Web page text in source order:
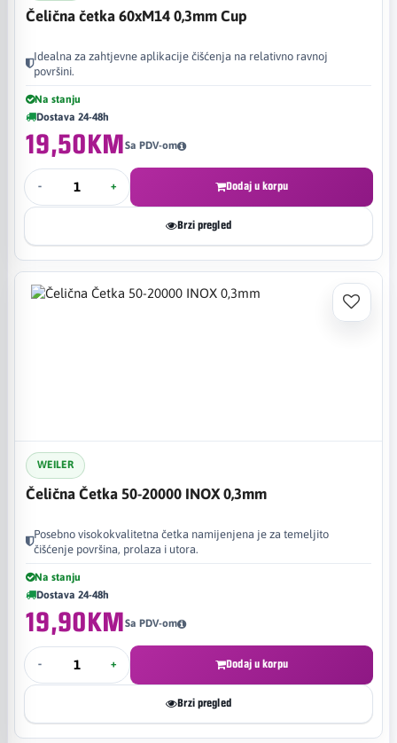
Čelična četka 60xM14 0,3mm Cup
Idealna za zahtjevne aplikacije čišćenja na relativno ravnoj
površini.
Na stanju
Dostava 24-48h
19,50KMSa PDV-om
- + Dodaj u korpu
Brzi pregled
WEILER
Čelična Četka 50-20000 INOX 0,3mm
Posebno visokokvalitetna četka namijenjena je za temeljito
čišćenje površina, prolaza i utora.
Na stanju
Dostava 24-48h
19,90KMSa PDV-om
- + Dodaj u korpu
Brzi pregled